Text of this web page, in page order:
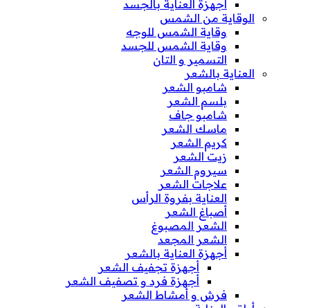
أجهزة العناية بالجسد
الوقاية من الشمس
وقاية الشمس للوجه
وقاية الشمس للجسد
التسمير و التان
العناية بالشعر
شامبو الشعر
بلسم الشعر
شامبو جاف
ماسك الشعر
كريم الشعر
زيت الشعر
سيروم الشعر
علاجات الشعر
العناية بفروة الرأس
أصباغ الشعر
الشعر المصبوغ
الشعر المجعد
أجهزة العناية بالشعر
أجهزة تجفيف الشعر
أجهزة فرد و تصفيف الشعر
فرش و أمشاط الشعر